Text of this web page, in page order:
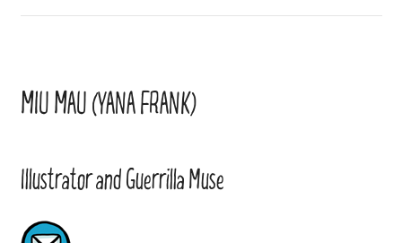
MIU MAU (YANA FRANK)
Illustrator and Guerrilla Muse